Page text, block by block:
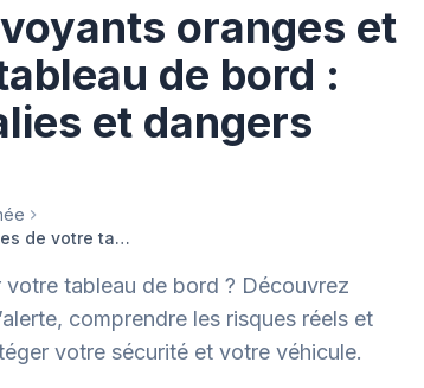
oranges et
de bord :
et dangers
Comprendre les voyants oranges et rouges de votre tableau de bord : guide des anomalies et dangers potentiels
tableau de bord ? Découvrez
comprendre les risques réels et
votre sécurité et votre véhicule.